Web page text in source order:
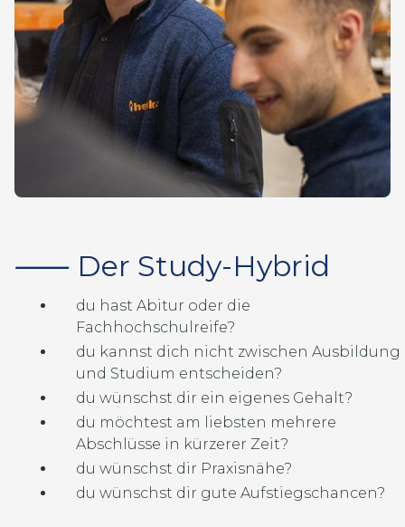
⸺ Der Study-Hybrid
du hast Abitur oder die
Fachhochschulreife?
du kannst dich nicht zwischen Ausbildung
und Studium entscheiden?
du wünschst dir ein eigenes Gehalt?
du möchtest am liebsten mehrere
Abschlüsse in kürzerer Zeit?
du wünschst dir Praxisnähe?
du wünschst dir gute Aufstiegschancen?